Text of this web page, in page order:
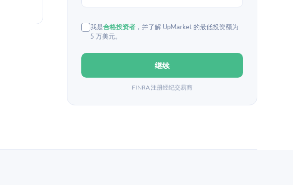
我是合格投资者 ，并了解 UpMarket 的最低投资额为
5 万美元。
继续
FINRA 注册经纪交易商